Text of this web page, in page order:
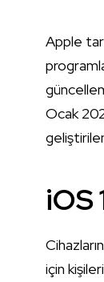
Apple
Ocak
iOS
için